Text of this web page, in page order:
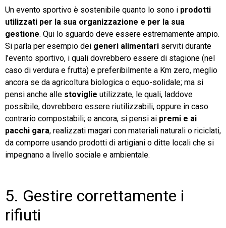
Un evento sportivo è sostenibile quanto lo sono i prodotti
utilizzati per la sua organizzazione e per la sua
gestione. Qui lo sguardo deve essere estremamente ampio.
Si parla per esempio dei generi alimentari serviti durante
l’evento sportivo, i quali dovrebbero essere di stagione (nel
caso di verdura e frutta) e preferibilmente a Km zero, meglio
ancora se da agricoltura biologica o equo-solidale; ma si
pensi anche alle stoviglie utilizzate, le quali, laddove
possibile, dovrebbero essere riutilizzabili, oppure in caso
contrario compostabili; e ancora, si pensi ai premi e ai
pacchi gara, realizzati magari con materiali naturali o riciclati,
da comporre usando prodotti di artigiani o ditte locali che si
impegnano a livello sociale e ambientale.
5. Gestire correttamente i
rifiuti